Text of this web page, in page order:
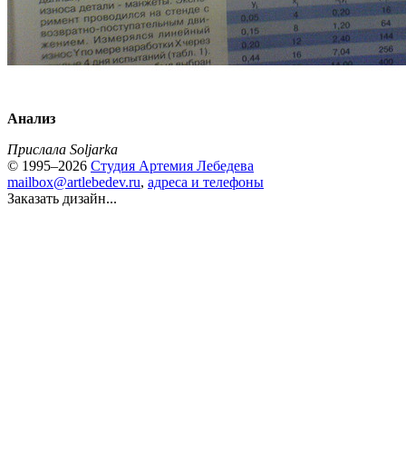
Анализ
Прислала Soljarka
© 1995–2026 Студия Артемия Лебедева
mailbox@artlebedev.ru, адреса и телефоны
Заказать дизайн...